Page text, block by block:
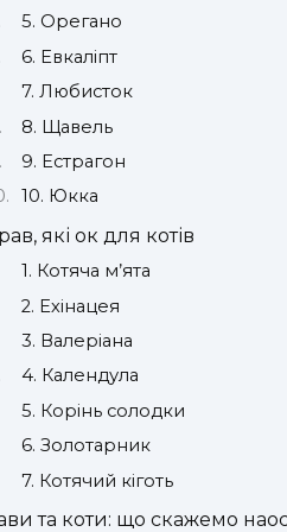
5. Орегано
6. Евкаліпт
7. Любисток
8. Щавель
9. Естрагон
10. Юкка
які ок для котів
1. Котяча м’ята
2. Ехінацея
3. Валеріана
4. Календула
5. Корінь солодки
6. Золотарник
7. Котячий кіготь
та коти: що скажемо